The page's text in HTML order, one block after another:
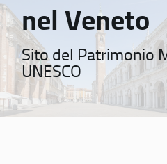
nel Veneto
Sito del Patrimonio
UNESCO